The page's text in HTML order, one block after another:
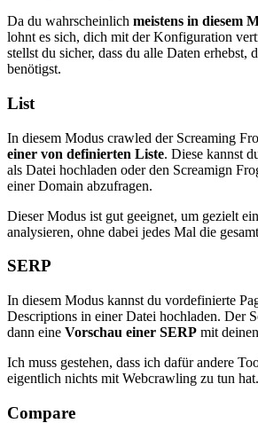
Da du wahrscheinlich meistens in diesem
lohnt es sich, dich mit der Konfiguration
stellst du sicher, dass du alle Daten erhebst,
benötigst.
List
In diesem Modus crawled der Screaming
einer von definierten Liste. Diese kannst
als Datei hochladen oder den Screamign
einer Domain abzufragen.
Dieser Modus ist gut geeignet, um gezielt
analysieren, ohne dabei jedes Mal die
SERP
In diesem Modus kannst du vordefinierte
Descriptions in einer Datei hochladen. Der
dann eine Vorschau einer SERP mit
Ich muss gestehen, dass ich dafür andere
eigentlich nichts mit Webcrawling zu tun hat.
Compare